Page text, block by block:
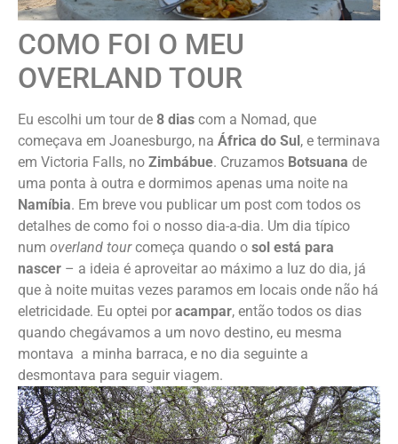
COMO FOI O MEU
OVERLAND TOUR
Eu escolhi um tour de 8 dias com a Nomad, que
começava em Joanesburgo, na África do Sul , e terminava
em Victoria Falls, no Zimbábue. Cruzamos Botsuana de
uma ponta à outra e dormimos apenas uma noite na
Namíbia. Em breve vou publicar um post com todos os
detalhes de como foi o nosso dia-a-dia. Um dia típico
num overland tourcomeça quando o sol está para
nascer – a ideia é aproveitar ao máximo a luz do dia, já
que à noite muitas vezes paramos em locais onde não há
eletricidade. Eu optei por acampar, então todos os dias
quando chegávamos a um novo destino, eu mesma
montava a minha barraca, e no dia seguinte a
desmontava para seguir viagem.